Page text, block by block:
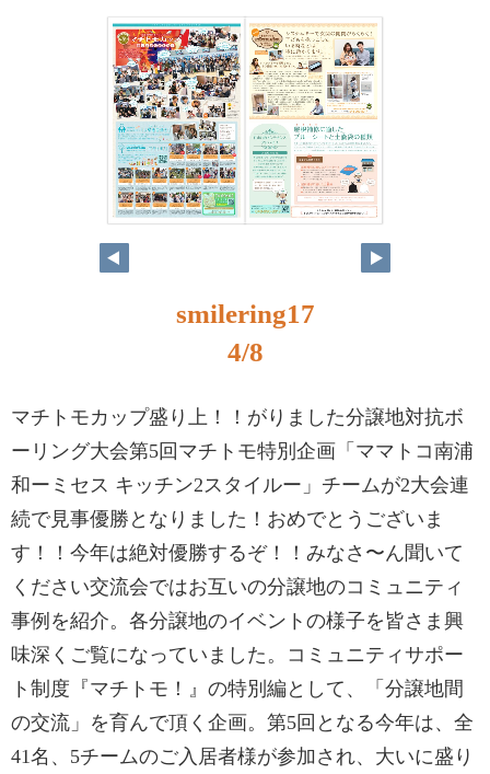
smilering17
4/8
マチトモカップ盛り上！！がりました分譲地対抗ボ
ーリング大会第5回マチトモ特別企画「ママトコ南浦
和ーミセス キッチン2スタイルー」チームが2大会連
続で見事優勝となりました！おめでとうございま
す！！今年は絶対優勝するぞ！！みなさ〜ん聞いて
ください交流会ではお互いの分譲地のコミュニティ
事例を紹介。各分譲地のイベントの様子を皆さま興
味深くご覧になっていました。コミュニティサポー
ト制度『マチトモ！』の特別編として、「分譲地間
の交流」を育んで頂く企画。第5回となる今年は、全
41名、5チームのご入居者様が参加され、大いに盛り